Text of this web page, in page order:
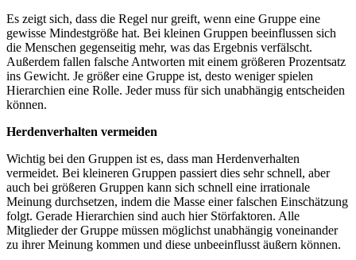
Es zeigt sich, dass die Regel nur greift, wenn eine Gruppe eine
gewisse Mindestgröße hat. Bei kleinen Gruppen beeinflussen sich
die Menschen gegenseitig mehr, was das Ergebnis verfälscht.
Außerdem fallen falsche Antworten mit einem größeren Prozentsatz
ins Gewicht. Je größer eine Gruppe ist, desto weniger spielen
Hierarchien eine Rolle. Jeder muss für sich unabhängig entscheiden
können.
Herdenverhalten vermeiden
Wichtig bei den Gruppen ist es, dass man Herdenverhalten
vermeidet. Bei kleineren Gruppen passiert dies sehr schnell, aber
auch bei größeren Gruppen kann sich schnell eine irrationale
Meinung durchsetzen, indem die Masse einer falschen Einschätzung
folgt. Gerade Hierarchien sind auch hier Störfaktoren. Alle
Mitglieder der Gruppe müssen möglichst unabhängig voneinander
zu ihrer Meinung kommen und diese unbeeinflusst äußern können.